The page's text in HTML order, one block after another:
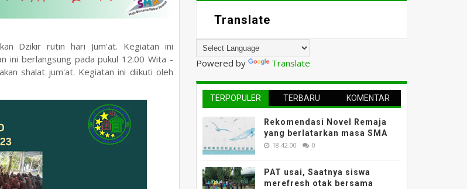
Dzikir rutin hari Jum'at. Kegiatan ini
ini berlangsung pada pukul 12.00 Wita -
shalat jum'at. Kegiatan ini diikuti oleh
Translate
Powered by Translate
TERPOPULER TERBARU KOMENTAR
Rekomendasi Novel Remaja
yang berlatarkan masa SMA
18.42.00 0
PAT usai, Saatnya siswa
merefresh otak bersama